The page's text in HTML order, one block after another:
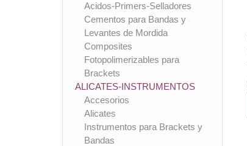
Acidos-Primers-Selladores
Cementos para Bandas y
Levantes de Mordida
Composites
Fotopolimerizables para
Brackets
ALICATES-INSTRUMENTOS
Accesorios
Alicates
Instrumentos para Brackets y
Bandas